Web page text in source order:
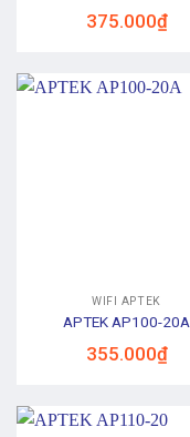
375.000₫
WIFI APTEK
APTEK AP100-20A
355.000₫